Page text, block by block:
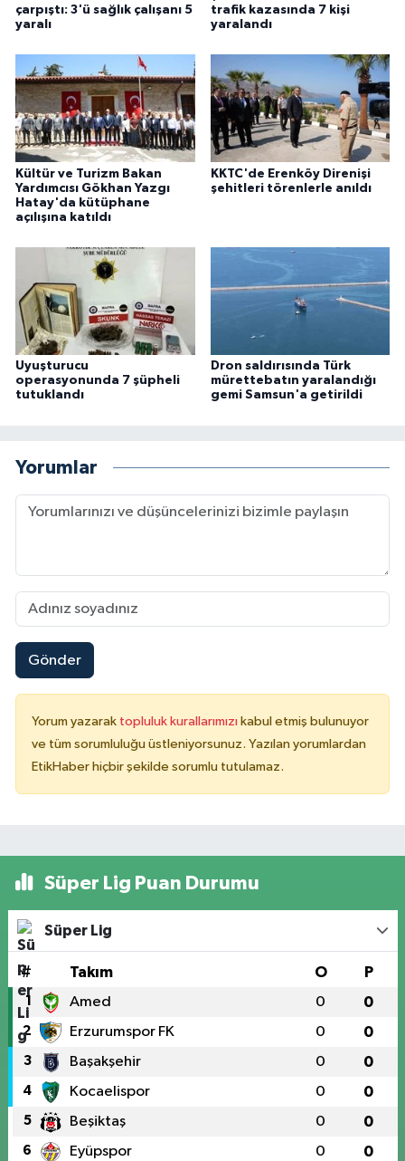
çarpıştı: 3'ü sağlık çalışanı 5
yaralı
trafik kazasında 7 kişi
yaralandı
Kültür ve Turizm Bakan
Yardımcısı Gökhan Yazgı
Hatay'da kütüphane
açılışına katıldı
KKTC'de Erenköy Direnişi
şehitleri törenlerle anıldı
Uyuşturucu
operasyonunda 7 şüpheli
tutuklandı
Dron saldırısında Türk
mürettebatın yaralandığı
gemi Samsun'a getirildi
Yorumlar
Gönder
Yorum yazarak topluluk kurallarımızı kabul etmiş bulunuyor
ve tüm sorumluluğu üstleniyorsunuz. Yazılan yorumlardan
EtikHaber hiçbir şekilde sorumlu tutulamaz.
Süper Lig Puan Durumu
Süper Lig
# Takım O P
1 Amed 0 0
2 Erzurumspor FK 0 0
3 Başakşehir 0 0
4 Kocaelispor 0 0
5 Beşiktaş 0 0
6 Eyüpspor 0 0